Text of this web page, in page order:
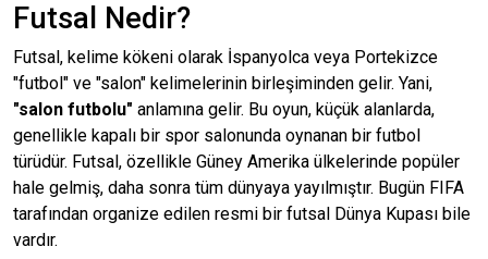
Futsal Nedir?
Futsal, kelime kökeni olarak İspanyolca veya Portekizce
"futbol" ve "salon" kelimelerinin birleşiminden gelir. Yani,
"salon futbolu" anlamına gelir. Bu oyun, küçük alanlarda,
genellikle kapalı bir spor salonunda oynanan bir futbol
türüdür. Futsal, özellikle Güney Amerika ülkelerinde popüler
hale gelmiş, daha sonra tüm dünyaya yayılmıştır. Bugün FIFA
tarafından organize edilen resmi bir futsal Dünya Kupası bile
vardır.